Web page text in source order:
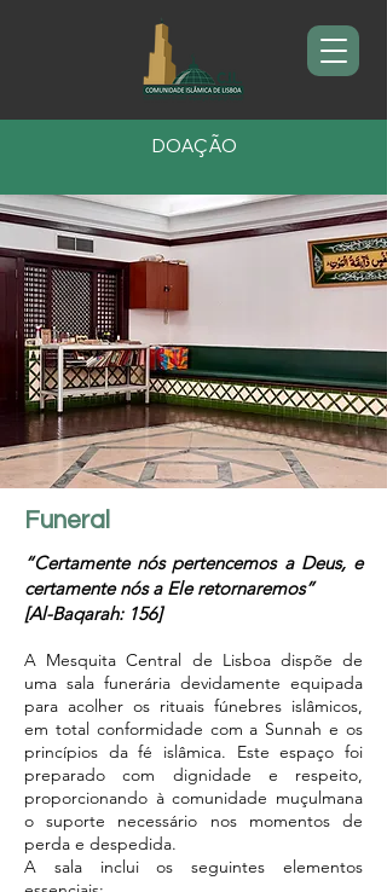
DOAÇÃO
Funeral
“Certamente nós pertencemos a Deus, e
certamente nós a Ele retornaremos”
[Al-Baqarah: 156]
A Mesquita Central de Lisboa dispõe de
uma sala funerária devidamente equipada
para acolher os rituais fúnebres islâmicos,
em total conformidade com a Sunnah e os
princípios da fé islâmica. Este espaço foi
preparado com dignidade e respeito,
proporcionando à comunidade muçulmana
o suporte necessário nos momentos de
perda e despedida.
A sala inclui os seguintes elementos